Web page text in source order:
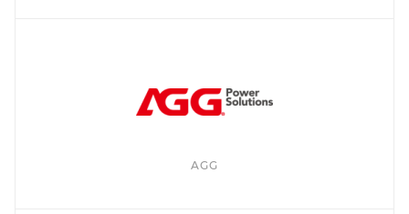
AGG